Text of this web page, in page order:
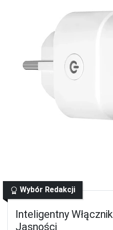
Wybór Redakcji
Inteligentny
Jasności